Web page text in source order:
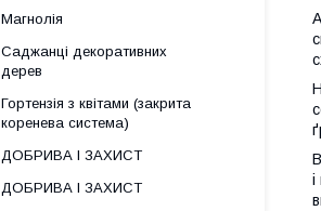
Магнолія
Саджанці декоративних
дерев
Гортензія з квітами (закрита
коренева система)
ДОБРИВА І ЗАХИСТ
ДОБРИВА І ЗАХИСТ